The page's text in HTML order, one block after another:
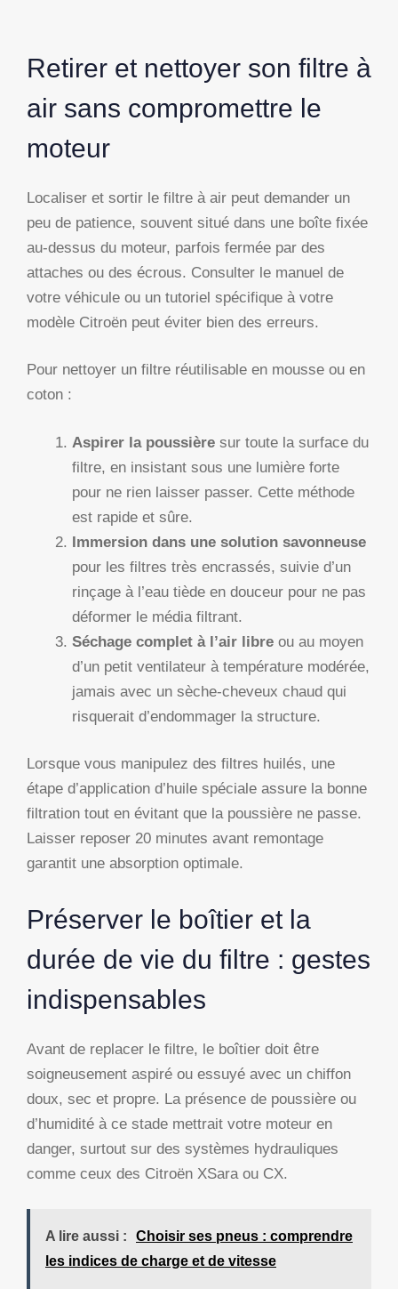
Retirer et nettoyer son filtre à
air sans compromettre le
moteur
Localiser et sortir le filtre à air peut demander un
peu de patience, souvent situé dans une boîte fixée
au-dessus du moteur, parfois fermée par des
attaches ou des écrous. Consulter le manuel de
votre véhicule ou un tutoriel spécifique à votre
modèle Citroën peut éviter bien des erreurs.
Pour nettoyer un filtre réutilisable en mousse ou en
coton :
Aspirer la poussière sur toute la surface du
filtre, en insistant sous une lumière forte
pour ne rien laisser passer. Cette méthode
est rapide et sûre.
Immersion dans une solution savonneuse
pour les filtres très encrassés, suivie d’un
rinçage à l’eau tiède en douceur pour ne pas
déformer le média filtrant.
Séchage complet à l’air libre ou au moyen
d’un petit ventilateur à température modérée,
jamais avec un sèche-cheveux chaud qui
risquerait d’endommager la structure.
Lorsque vous manipulez des filtres huilés, une
étape d’application d’huile spéciale assure la bonne
filtration tout en évitant que la poussière ne passe.
Laisser reposer 20 minutes avant remontage
garantit une absorption optimale.
Préserver le boîtier et la
durée de vie du filtre : gestes
indispensables
Avant de replacer le filtre, le boîtier doit être
soigneusement aspiré ou essuyé avec un chiffon
doux, sec et propre. La présence de poussière ou
d’humidité à ce stade mettrait votre moteur en
danger, surtout sur des systèmes hydrauliques
comme ceux des Citroën XSara ou CX.
A lire aussi :
Choisir ses pneus : comprendre
les indices de charge et de vitesse